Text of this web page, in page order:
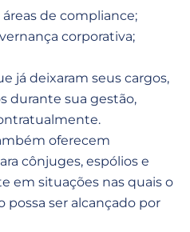
de compliance;
corporativa;
já deixaram seus cargos,
durante sua gestão,
oferecem
cônjuges, espólios e
em situações nas quais o
ser alcançado por